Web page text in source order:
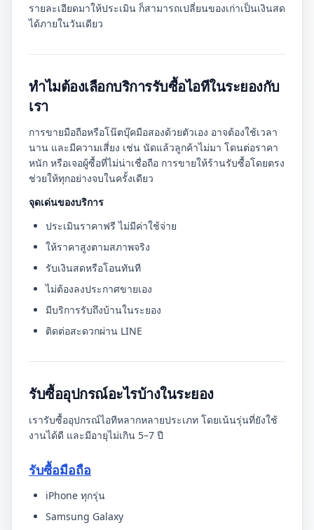
รายละเอียดมาให้ประเมิน ก็สามารถเปลี่ยนของเก่าเป็นเงินสด
ได้ภายในวันเดียว
ทำไมต้องเลือกบริการรับซื้อไอทีในระยองกับ
เรา
การขายมือถือหรือโน๊ตบุ๊คมือสองด้วยตัวเอง อาจต้องใช้เวลา
นาน และมีความเสี่ยง เช่น นัดแล้วลูกค้าไม่มา โดนต่อราคา
หนัก หรือเจอผู้ซื้อที่ไม่น่าเชื่อถือ การขายให้ร้านรับซื้อโดยตรง
ช่วยให้ทุกอย่างจบในครั้งเดียว
จุดเด่นของบริการ
ประเมินราคาฟรี ไม่มีค่าใช้จ่าย
ให้ราคาสูงตามสภาพจริง
รับเงินสดหรือโอนทันที
ไม่ต้องลงประกาศขายเอง
มีบริการรับถึงบ้านในระยอง
ติดต่อสะดวกผ่าน LINE
รับซื้ออุปกรณ์อะไรบ้างในระยอง
เรารับซื้ออุปกรณ์ไอทีหลากหลายประเภท โดยเน้นรุ่นที่ยังใช้
งานได้ดี และมีอายุไม่เกิน 5–7 ปี
รับซื้อมือถือ
iPhone ทุกรุ่น
Samsung Galaxy